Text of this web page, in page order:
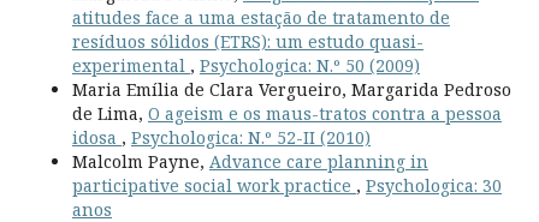
atitudes face a uma estação de tratamento de
resíduos sólidos (ETRS): um estudo quasi-
experimental , Psychologica: N.º 50 (2009)
Maria Emília de Clara Vergueiro, Margarida Pedroso
de Lima, O ageism e os maus-tratos contra a pessoa
idosa , Psychologica: N.º 52-II (2010)
Malcolm Payne, Advance care planning in
participative social work practice , Psychologica: 30
anos